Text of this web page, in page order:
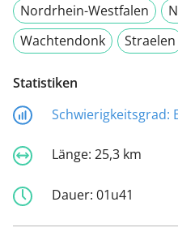
Nordrhein-Westfalen
Wachtendonk
Straelen
Statistiken
Schwierigkeitsgrad:
Länge: 25,3 km
Dauer: 01u41